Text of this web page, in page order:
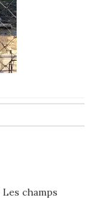
Les champs